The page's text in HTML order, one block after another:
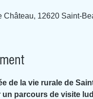
Château, 12620 Saint-
de la vie rurale de
un parcours de visite